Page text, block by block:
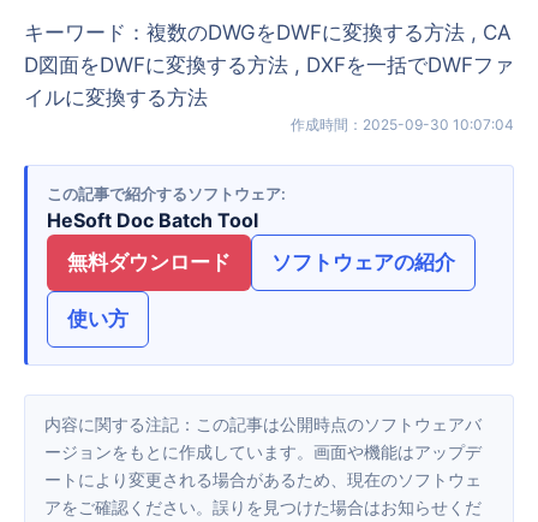
キーワード ： 複数のDWGをDWFに変換する方法 , CA
D図面をDWFに変換する方法 , DXFを一括でDWFファ
イルに変換する方法
作成時間 ： 2025-09-30 10:07:04
この記事で紹介するソフトウェア
HeSoft Doc Batch Tool
無料ダウンロード
ソフトウェアの紹介
使い方
内容に関する注記：この記事は公開時点のソフトウェアバ
ージョンをもとに作成しています。画面や機能はアップデ
ートにより変更される場合があるため、現在のソフトウェ
アをご確認ください。誤りを見つけた場合はお知らせくだ